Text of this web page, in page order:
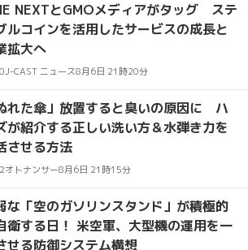
NEXTとGMOメディアがタッグ ステ
ルコインを活用したサービスの成長と
拡大へ
0J-CAST ニュース8月6日 21時20分
れた傘」放置すると臭いの原因に ハ
が紹介する正しい洗い方＆水弾き力を
させる方法
2オトナンサー8月6日 21時15分
な「空のガソリンスタンド」が積極的
衛する日！ 米空軍、大型機の運用を一
せる防御システム構想